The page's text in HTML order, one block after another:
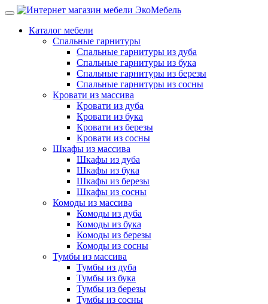
Каталог мебели
Спальные гарнитуры
Спальные гарнитуры из дуба
Спальные гарнитуры из бука
Спальные гарнитуры из березы
Спальные гарнитуры из сосны
Кровати из массива
Кровати из дуба
Кровати из бука
Кровати из березы
Кровати из сосны
Шкафы из массива
Шкафы из дуба
Шкафы из бука
Шкафы из березы
Шкафы из сосны
Комоды из массива
Комоды из дуба
Комоды из бука
Комоды из березы
Комоды из сосны
Тумбы из массива
Тумбы из дуба
Тумбы из бука
Тумбы из березы
Тумбы из сосны